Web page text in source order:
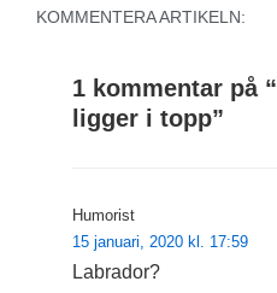
KOMMENTERA ARTIKELN:
1 kommentar på “
ligger i topp”
Humorist
15 januari, 2020 kl. 17:59
Labrador?